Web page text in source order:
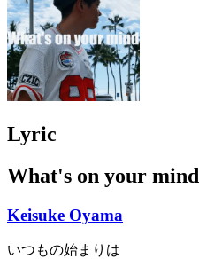
Lyric
What's on your mind
Keisuke Oyama
いつもの始まりは